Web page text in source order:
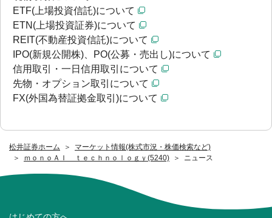
松井証券ホーム
マーケット情報(株式市況・株価検索など)
ｍｏｎｏＡＩ ｔｅｃｈｎｏｌｏｇｙ(5240)
ニュース
ETF(上場投資信託)について
ETN(上場投資証券)について
REIT(不動産投資信託)について
IPO(新規公開株)、PO(公募・売出し)について
信用取引・一日信用取引について
先物・オプション取引について
FX(外国為替証拠金取引)について